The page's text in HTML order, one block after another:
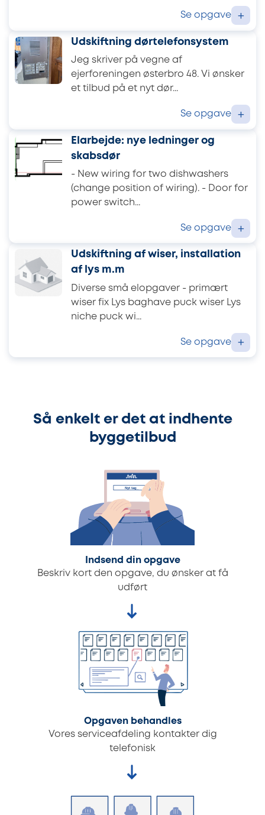
Se opgave +
Udskiftning dørtelefonsystem
Jeg skriver på vegne af
ejerforeningen østerbro 48. Vi ønsker
et tilbud på et nyt dør...
Se opgave +
Elarbejde: nye ledninger og
skabsdør
- New wiring for two dishwashers
(change position of wiring). - Door for
power switch...
Se opgave +
Udskiftning af wiser, installation
af lys m.m
Diverse små elopgaver - primært
wiser fix Lys baghave puck wiser Lys
niche puck wi...
Se opgave +
Så enkelt er det at indhente
byggetilbud
Indsend din opgave
Beskriv kort den opgave, du ønsker at få
udført
Opgaven behandles
Vores serviceafdeling kontakter dig
telefonisk